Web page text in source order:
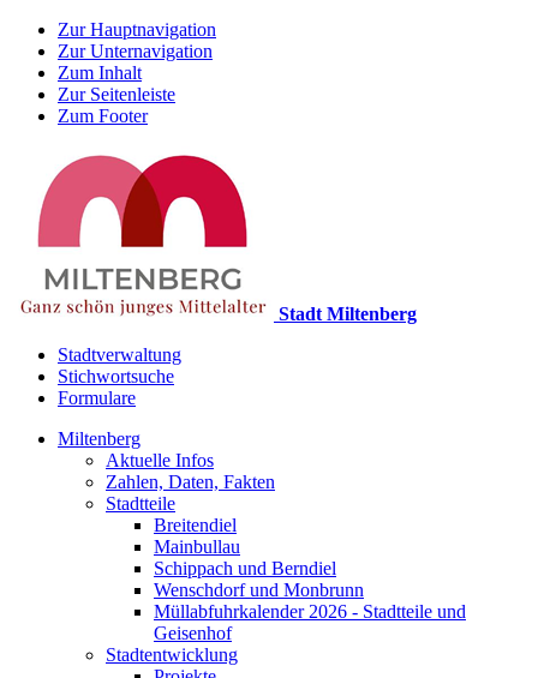
Zur Hauptnavigation
Zur Unternavigation
Zum Inhalt
Zur Seitenleiste
Zum Footer
Stadt Miltenberg
Stadtverwaltung
Stichwortsuche
Formulare
Miltenberg
Aktuelle Infos
Zahlen, Daten, Fakten
Stadtteile
Breitendiel
Mainbullau
Schippach und Berndiel
Wenschdorf und Monbrunn
Müllabfuhrkalender 2026 - Stadtteile und
Geisenhof
Stadtentwicklung